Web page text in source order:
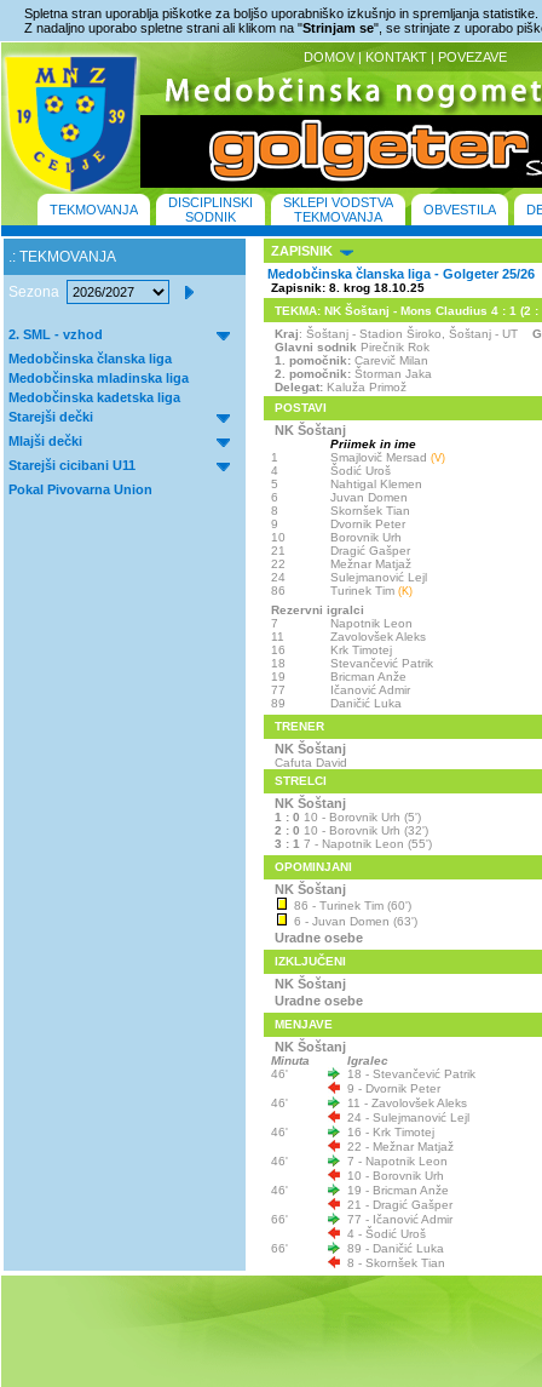
Spletna stran uporablja piškotke za boljšo uporabniško izkušnjo in spremljanja statistike.
Z nadaljno uporabo spletne strani ali klikom na "Strinjam se", se strinjate z uporabo
DOMOV | KONTAKT | POVEZAVE
TEKMOVANJA
DISCIPLINSKI
SODNIK
SKLEPI VODSTVA
TEKMOVANJA
OBVESTILA
.: TEKMOVANJA
Sezona
2. SML - vzhod
Medobčinska članska liga
Medobčinska mladinska liga
Medobčinska kadetska liga
Starejši dečki
Mlajši dečki
Starejši cicibani U11
Pokal Pivovarna Union
ZAPISNIK
Medobčinska članska liga - Golgeter 25/26
Zapisnik: 8. krog 18.10.25
TEKMA: NK Šoštanj - Mons Claudius 4 : 1 (2 :
Kraj: Šoštanj - Stadion Široko, Šoštanj - UT
Glavni sodnik Pirečnik Rok
1. pomočnik: Carevič Milan
2. pomočnik: Štorman Jaka
Delegat: Kaluža Primož
POSTAVI
NK Šoštanj
Priimek in ime
1
Smajlovič Mersad (V)
4
Šodić Uroš
5
Nahtigal Klemen
6
Juvan Domen
8
Skornšek Tian
9
Dvornik Peter
10
Borovnik Urh
21
Dragić Gašper
22
Mežnar Matjaž
24
Sulejmanović Lejl
86
Turinek Tim (K)
Rezervni igralci
7
Napotnik Leon
11
Zavolovšek Aleks
16
Krk Timotej
18
Stevančević Patrik
19
Bricman Anže
77
Ičanović Admir
89
Daničić Luka
TRENER
NK Šoštanj
Cafuta David
STRELCI
NK Šoštanj
1 : 0 10 - Borovnik Urh (5')
2 : 0 10 - Borovnik Urh (32')
3 : 1 7 - Napotnik Leon (55')
OPOMINJANI
NK Šoštanj
86 - Turinek Tim (60')
6 - Juvan Domen (63')
Uradne osebe
IZKLJUČENI
NK Šoštanj
Uradne osebe
MENJAVE
NK Šoštanj
Minuta
Igralec
46'
18 - Stevančević Patrik
9 - Dvornik Peter
46'
11 - Zavolovšek Aleks
24 - Sulejmanović Lejl
46'
16 - Krk Timotej
22 - Mežnar Matjaž
46'
7 - Napotnik Leon
10 - Borovnik Urh
46'
19 - Bricman Anže
21 - Dragić Gašper
66'
77 - Ičanović Admir
4 - Šodić Uroš
66'
89 - Daničić Luka
8 - Skornšek Tian